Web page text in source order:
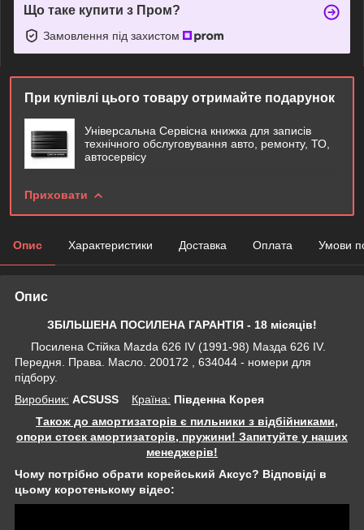
Що таке купити з Пром?
Замовлення під захистом
При купівлі цього товару отримайте подарунок
Універсальна Сервісна книжка для записів
технічного обслуговування авто, ремонту, ТО,
автосервісу
Приховати
Опис Характеристики Доставка Оплата Умови
Опис
ЗБІЛЬШЕНА ПОСИЛЕНА ГАРАНТІЯ - 18 місяців!
Посилена Стійка Mazda 626 IV (1991-98) Мазда 626 IV.
Передня. Права. Масло. 200172 , 634044 - номери для
підбору.
Виробник: ACSUSS Крaїна: Південна Корея
Також до амортизаторів є пильники з відбійниками,
опори стоєк амортизаторів, пружини! Запитуйте у наших
менеджерів!
Чому потрібно обрати корейський Аксус? Відповіді в
цьому коротенькому відео: